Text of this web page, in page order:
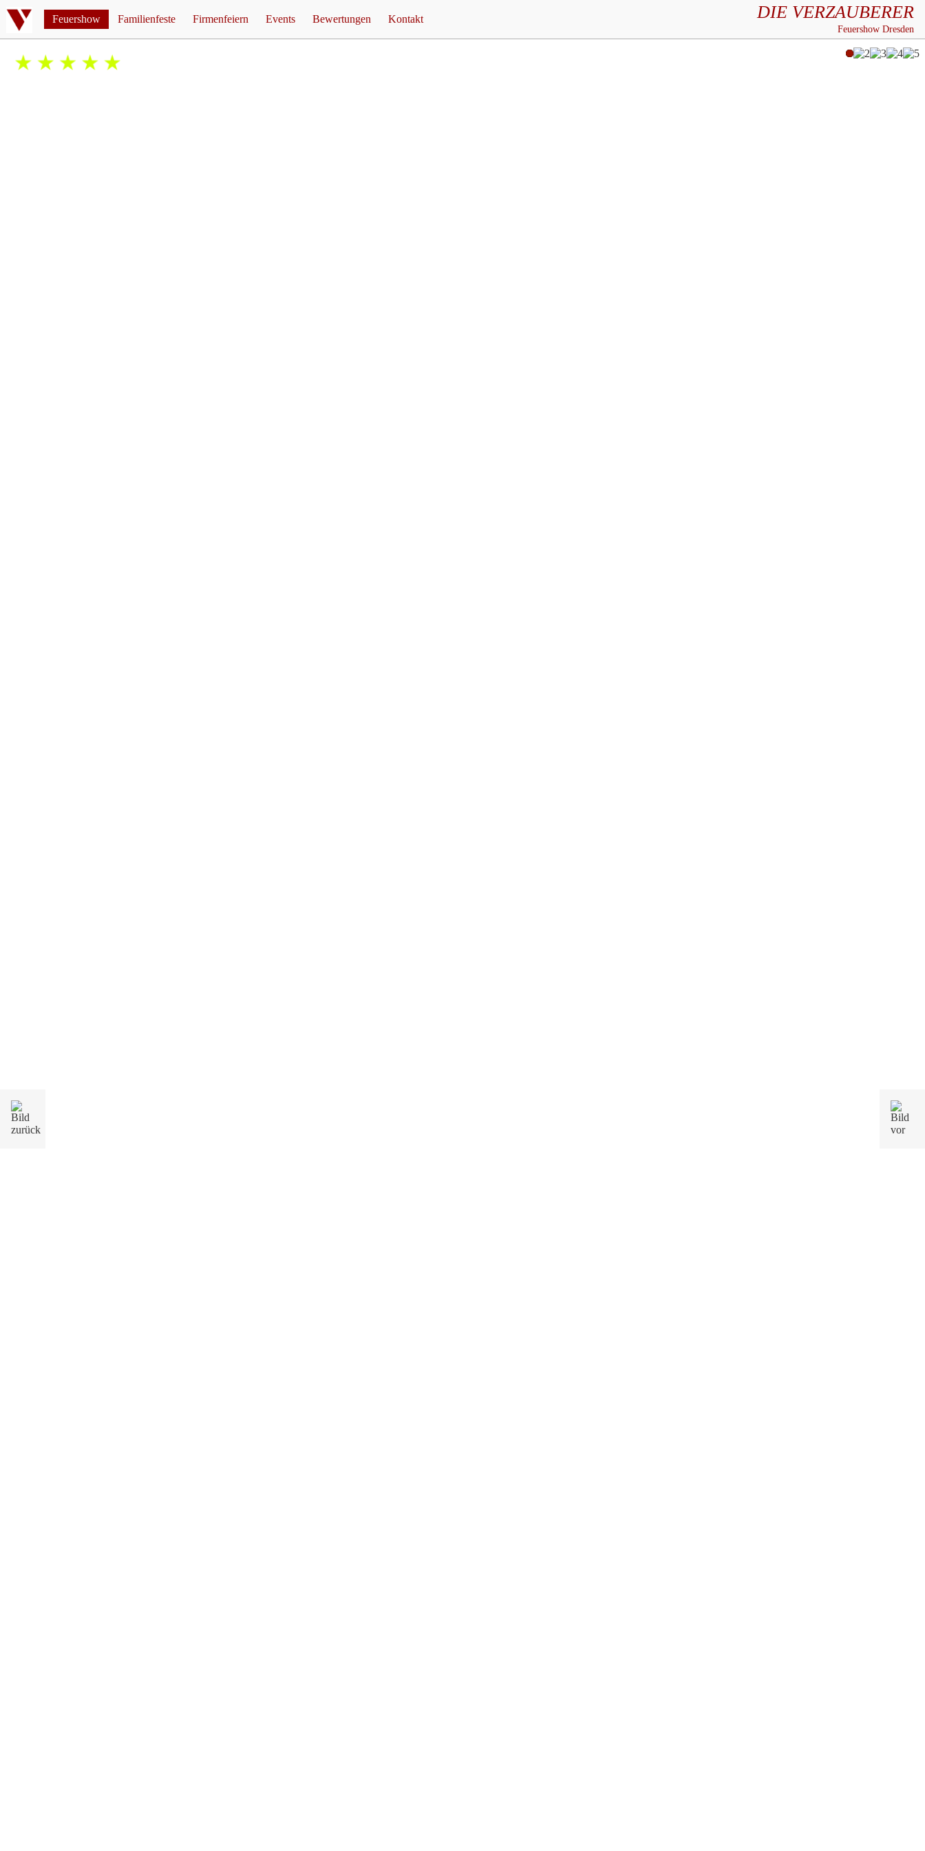
Feuershow
Familienfeste
Feuershow Hochzeit
Firmenfeiern
Feuershow Firmenfeier
Events
Mottoparty Ideen
Bewertungen
Rezensionen
Kontakt
Unverbindliche Anfrage
DIE VERZAUBERER
Feuershow Dresden